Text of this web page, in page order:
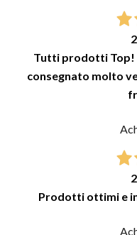
Tutti prodotti Top!
consegnato molto
Prodotti ottimi e